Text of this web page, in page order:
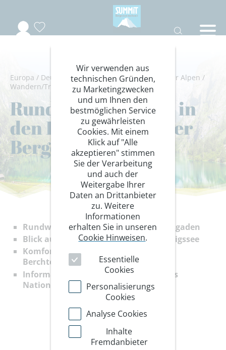
Europa / Deutschland/Bayern/Berchtesgadener Alpen /
Wandern/Trekking / Wanderung Hotelstandort
Rundwanderungen in
den Berchtesgadener
Bergen
Rundwanderungen rund um Berchtesgaden
Blick auf den Watzmann und den Königssee
Komfortables Hotel im Zentrum von
Berchtesgaden
Informationen zu Flora und Fauna des
Nationalparks
Wir verwenden aus
technischen Gründen,
zu Marketingzwecken
und um Ihnen den
bestmöglichen Service
zu gewährleisten
Cookies. Mit einem
Klick auf "Alle
akzeptieren" stimmen
Sie der Verarbeitung
und auch der
Weitergabe Ihrer
Daten an Drittanbieter
zu. Weitere
Informationen
erhalten Sie in unseren
Cookie Hinweisen.
Essentielle
Cookies
Personalisierungs
Cookies
Analyse Cookies
Inhalte
Fremdanbieter